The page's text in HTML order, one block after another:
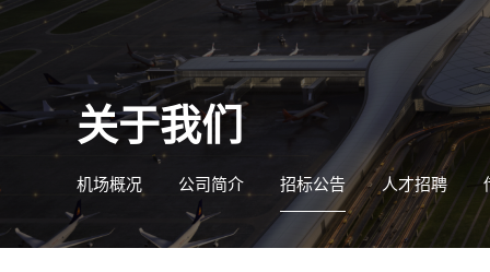
关于我们
机场概况 公司简介 招标公告 人才招聘